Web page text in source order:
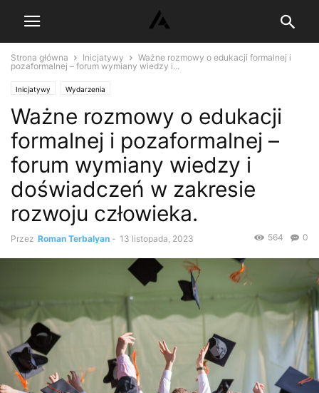
Strona główna Inicjatywy
Ważne rozmowy o edukacji formalnej i
pozaformalnej – forum wymiany wiedzy i...
Inicjatywy Wydarzenia
Ważne rozmowy o edukacji
formalnej i pozaformalnej –
forum wymiany wiedzy i
doświadczeń w zakresie
rozwoju człowieka.
Przez Roman Terbalyan - 13 listopada, 2023 0
564